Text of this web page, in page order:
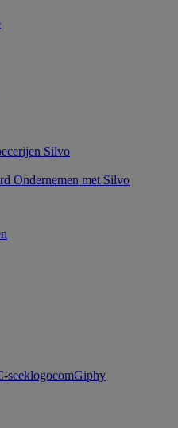
Silvo
Ondernemen met Silvo
Giphy